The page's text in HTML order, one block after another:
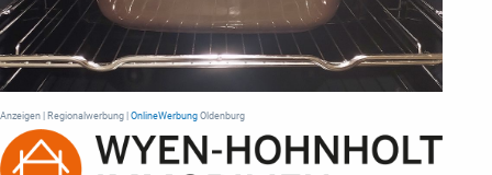
Anzeigen | Regionalwerbung | OnlineWerbung Oldenburg